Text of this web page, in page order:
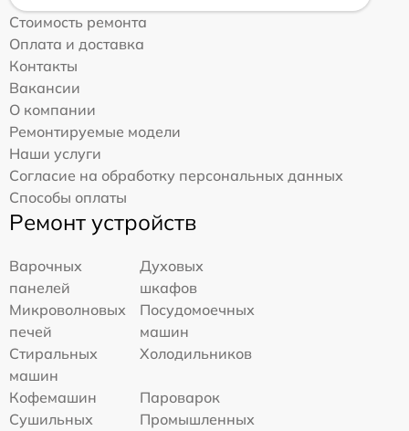
Стоимость ремонта
Оплата и доставка
Контакты
Вакансии
О компании
Ремонтируемые модели
Наши услуги
Согласие на обработку персональных данных
Способы оплаты
Ремонт устройств
Варочных
панелей
Духовых
шкафов
Микроволновых
печей
Посудомоечных
машин
Стиральных
машин
Холодильников
Кофемашин
Пароварок
Сушильных
Промышленных